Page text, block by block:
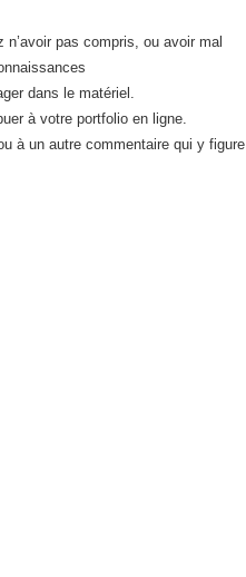
pas compris, ou avoir mal
dans le matériel.
à votre portfolio en ligne.
à un autre commentaire qui y figure